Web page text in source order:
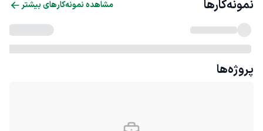
نمونه‌کارها مشاهده نمونه‌کارهای بیشتر
پروژه‌ها